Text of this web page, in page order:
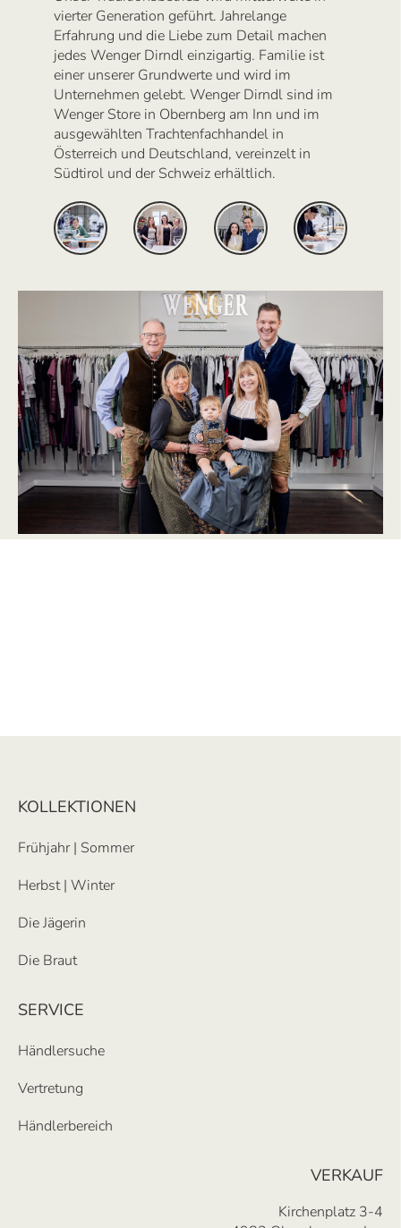
vierter Generation geführt. Jahrelange
Erfahrung und die Liebe zum Detail machen
jedes Wenger Dirndl einzigartig. Familie ist
einer unserer Grundwerte und wird im
Unternehmen gelebt. Wenger Dirndl sind im
Wenger Store in Obernberg am Inn und im
ausgewählten Trachtenfachhandel in
Österreich und Deutschland, vereinzelt in
Südtirol und der Schweiz erhältlich.
KOLLEKTIONEN
Frühjahr | Sommer
Herbst | Winter
Die Jägerin
Die Braut
SERVICE
Händlersuche
Vertretung
Händlerbereich
VERKAUF
Kirchenplatz 3-4